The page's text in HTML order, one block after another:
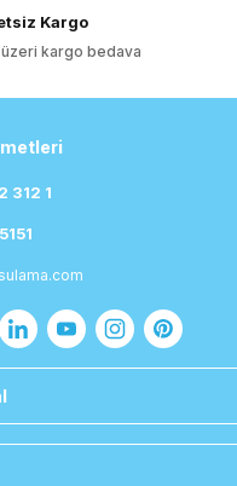
Kargo
kargo bedava
312 1